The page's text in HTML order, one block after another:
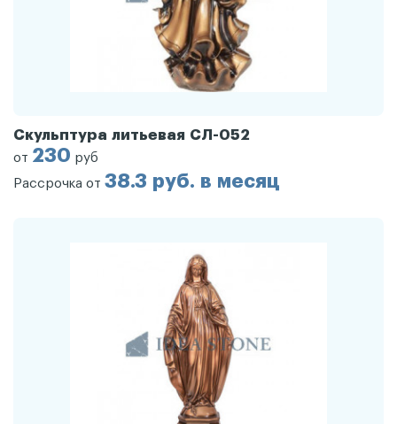
Скульптура литьевая СЛ-052
от 230 руб
Рассрочка от 38.3 руб. в месяц